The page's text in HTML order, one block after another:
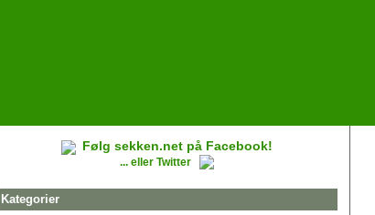
Følg sekken.net på Facebook!
... eller Twitter
Kategorier